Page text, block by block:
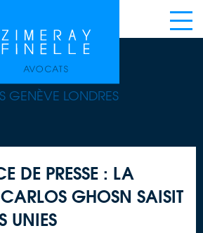
GENÈVE LONDRES
DE PRESSE : LA
GHOSN SAISIT
UNIES